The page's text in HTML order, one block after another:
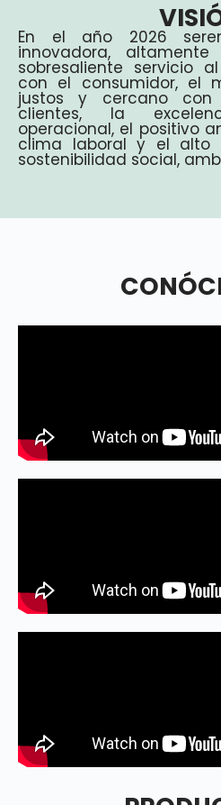
En el año 2026
innovadora,
sobresaliente servicio
con el consumidor, el
justos y cercano con
clientes, la
operacional, el positivo
clima laboral y el alto
sostenibilidad social,